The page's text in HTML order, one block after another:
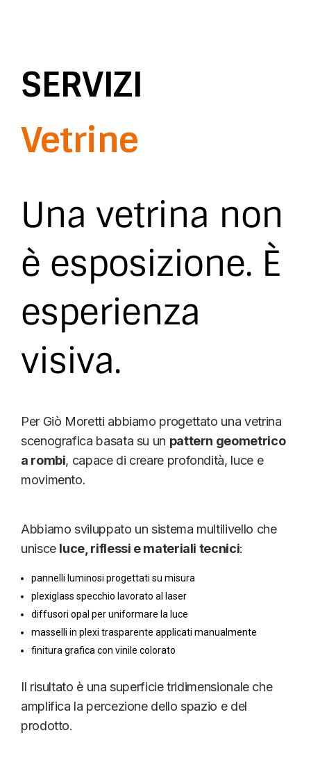
SERVIZI
Vetrine
Una vetrina non
è esposizione. È
esperienza
visiva.
Per Giò Moretti abbiamo progettato una vetrina
scenografica basata su un pattern geometrico
a rombi, capace di creare profondità, luce e
movimento.
Abbiamo sviluppato un sistema multilivello che
unisce luce, riflessi e materiali tecnici:
pannelli luminosi progettati su misura
plexiglass specchio lavorato al laser
diffusori opal per uniformare la luce
masselli in plexi trasparente applicati manualmente
finitura grafica con vinile colorato
Il risultato è una superficie tridimensionale che
amplifica la percezione dello spazio e del
prodotto.